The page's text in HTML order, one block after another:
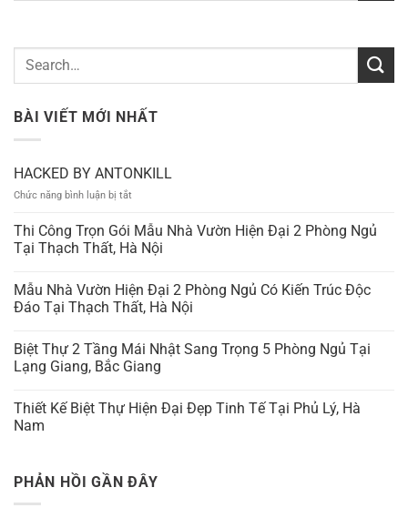
BÀI VIẾT MỚI NHẤT
HACKED BY ANTONKILL
Chức năng bình luận bị tắt
BY
ANTONKILL
Thi Công Trọn Gói Mẫu Nhà Vườn Hiện Đại 2 Phòng Ngủ
Tại Thạch Thất, Hà Nội
Mẫu Nhà Vườn Hiện Đại 2 Phòng Ngủ Có Kiến Trúc Độc
Đáo Tại Thạch Thất, Hà Nội
Biệt Thự 2 Tầng Mái Nhật Sang Trọng 5 Phòng Ngủ Tại
Lạng Giang, Bắc Giang
Thiết Kế Biệt Thự Hiện Đại Đẹp Tinh Tế Tại Phủ Lý, Hà
Nam
PHẢN HỒI GẦN ĐÂY